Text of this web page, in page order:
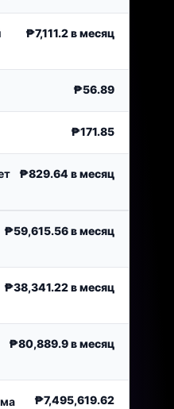
₱7,111.2в месяц
₱56.89
₱171.85
₱829.64в месяц
₱59,615.56в месяц
₱38,341.22в месяц
₱80,889.9в месяц
₱7,495,619.62